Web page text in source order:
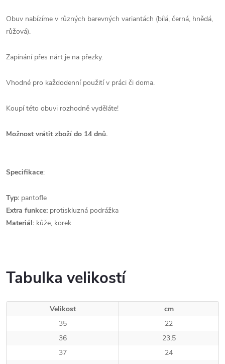
Obuv nabízíme v různých barevných variantách (bílá, černá, hnědá,
růžová).
Zapínání přes nárt je na přezky.
Vhodné pro každodenní použití v práci či doma.
Koupí této obuvi rozhodně vyděláte!
Možnost vrátit zboží do 14 dnů.
Specifikace:
Typ: pantofle
Extra funkce: protiskluzná podrážka
Materiál: kůže, korek
Tabulka velikostí
Velikost
cm
35
22
36
23,5
37
24